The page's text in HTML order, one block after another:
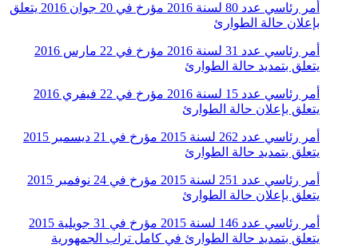
أمر رئاسي عدد 80 لسنة 2016 مؤرخ في 20 جوان 2016 يتعلق
بإعلان حالة الطوارئ
أمر رئاسي عدد 31 لسنة 2016 مؤرخ في 22 مارس 2016
يتعلق بتمديد حالة الطوارئ
أمر رئاسي عدد 15 لسنة 2016 مؤرخ في 22 فيفري 2016
يتعلق بإعلان حالة الطوارئ
أمر رئاسي عدد 262 لسنة 2015 مؤرخ في 21 ديسمبر 2015
يتعلق بتمديد حالة الطوارئ
أمر رئاسي عدد 251 لسنة 2015 مؤرخ في 24 نوفمبر 2015
يتعلق بإعلان حالة الطوارئ
أمر رئاسي عدد 146 لسنة 2015 مؤرخ في 31 جويلية 2015
يتعلق بتمديد حالة الطوارئ في كامل تراب الجمهورية